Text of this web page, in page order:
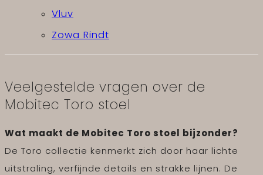
Vluv
Zowa Rindt
Veelgestelde vragen over de
Mobitec Toro stoel
Wat maakt de Mobitec Toro stoel bijzonder?
De Toro collectie kenmerkt zich door haar lichte
uitstraling, verfijnde details en strakke lijnen. De